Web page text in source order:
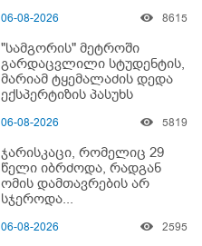
06-08-2026 8615
"სამგორის" მეტროში
გარდაცვლილი სტუდენტის,
მარიამ ტყემალაძის დედა
ექსპერტიზის პასუხს
გოგონას გარდაცვალების
06-08-2026 5819
ჯარისკაცი, რომელიც 29
წელი იბრძოდა, რადგან
ომის დამთავრების არ
სჯეროდა...
06-08-2026 2595